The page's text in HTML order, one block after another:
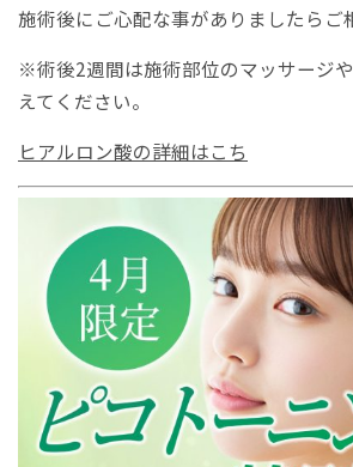
施術後にご心配な事がありましたらご
※術後2週間は施術部位のマッサージ
えてください。
ヒアルロン酸の詳細はこち